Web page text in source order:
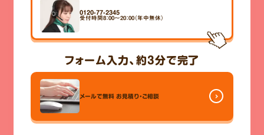
0120-77-2345
受付時間8：00～20：00（年中無休）
フォーム入力、 約3分で完了
メールで無料 お見積り・ご相談